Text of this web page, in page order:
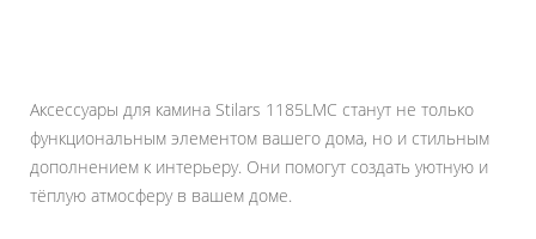
Аксессуары для камина Stilars 1185LMC станут не только
функциональным элементом вашего дома, но и стильным
дополнением к интерьеру. Они помогут создать уютную и
тёплую атмосферу в вашем доме.